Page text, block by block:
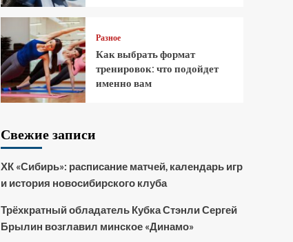
Разное
Как выбрать формат
тренировок: что подойдет
именно вам
Свежие записи
ХК «Сибирь»: расписание матчей, календарь игр
и история новосибирского клуба
Трёхкратный обладатель Кубка Стэнли Сергей
Брылин возглавил минское «Динамо»